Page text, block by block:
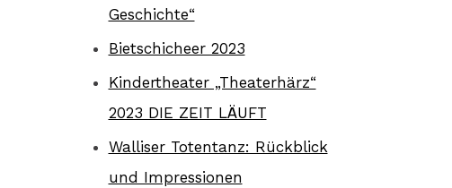
Geschichte“
Bietschicheer 2023
Kindertheater „Theaterhärz“
2023 DIE ZEIT LÄUFT
Walliser Totentanz: Rückblick
und Impressionen